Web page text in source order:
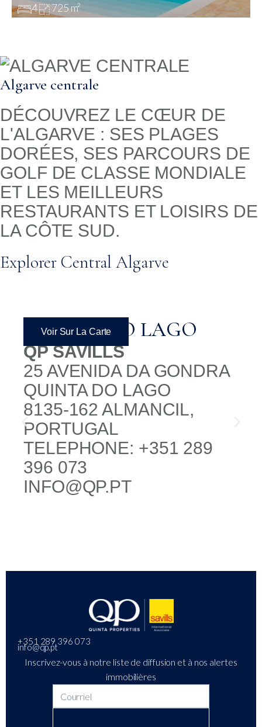
4 725 m²
Algarve centrale
DÉCOUVREZ LE CŒUR DE
L'ALGARVE : SES PLAGES
DORÉES, SES PARCOURS DE
GOLF DE CLASSE MONDIALE
ET LES MEILLEURS
RESTAURANTS ET LOISIRS DE
LA CÔTE SUD.
Explorer Central Algarve
QUINTA DO LAGO
QP SAVILLS
25 AVENIDA DA GONDRA
QUINTA DO LAGO
8135-162 ALMANCIL,
PORTUGAL
TELEPHONE: +351 289
396 073
INFO@QP.PT
Voir Sur La Carte
+351 289 396 073
info@qp.pt
Inscrivez-vous à notre liste de diffusion et à nos alertes
immobilières